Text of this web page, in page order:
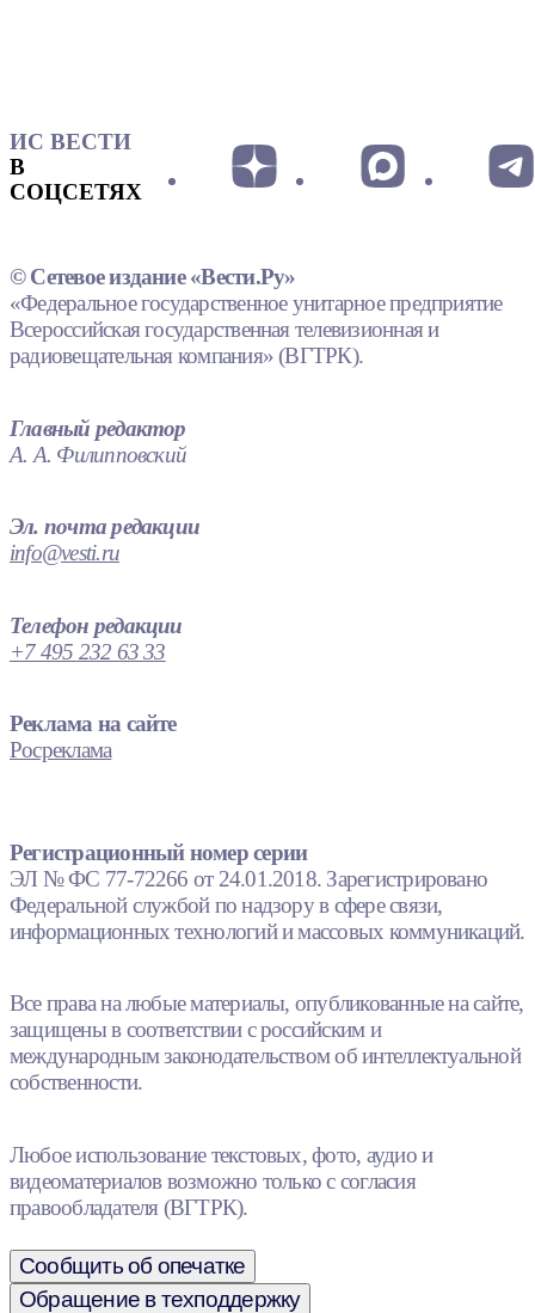
ИС ВЕСТИ
В
СОЦСЕТЯХ
© Сетевое издание «Вести.Ру»
«Федеральное государственное унитарное предприятие
Всероссийская государственная телевизионная и
радиовещательная компания» (ВГТРК).
Главный редактор
А. А. Филипповский
Эл. почта редакции
info@vesti.ru
Телефон редакции
+7 495 232 63 33
Реклама на сайте
Росреклама
Регистрационный номер серии
ЭЛ № ФС 77-72266 от 24.01.2018. Зарегистрировано
Федеральной службой по надзору в сфере связи,
информационных технологий и массовых коммуникаций.
Все права на любые материалы, опубликованные на сайте,
защищены в соответствии с российским и
международным законодательством об интеллектуальной
собственности.
Любое использование текстовых, фото, аудио и
видеоматериалов возможно только с согласия
правообладателя (ВГТРК).
Сообщить об опечатке
Обращение в техподдержку